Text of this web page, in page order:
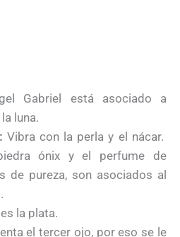
Gabriel está asociado a
luna.
Vibra con la perla y el nácar.
ónix y el perfume de
de pureza, son asociados al
la plata.
el tercer ojo, por eso se le